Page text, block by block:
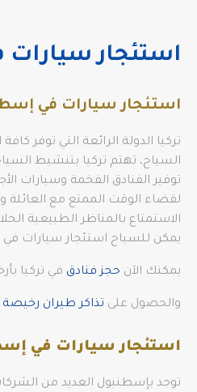
استئجار
استئجار سيارات في
تركيا الدولة الرائعة التي توفر
السياح، تهتم تركيا بتنشيط
توفير الفنادق الفخمة وسيارات
لقضاء الوقت الممتع مع العائلة
الاستمتاع بالمناظر الطبيعية
يمكن للسياح استئجار سيارات
يمكنك الآن حجز فنادق في تركيا
والحصول على تذاكر طيران
استئجار سيارات في
توجد بإسطنبول العديد من